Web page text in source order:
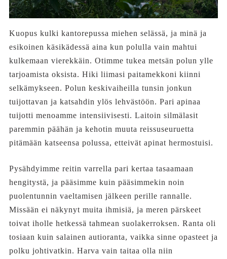
Kuopus kulki kantorepussa miehen selässä, ja minä ja
esikoinen käsikädessä aina kun polulla vain mahtui
kulkemaan vierekkäin. Otimme tukea metsän polun ylle
tarjoamista oksista. Hiki liimasi paitamekkoni kiinni
selkämykseen. Polun keskivaiheilla tunsin jonkun
tuijottavan ja katsahdin ylös lehvästöön. Pari apinaa
tuijotti menoamme intensiivisesti. Laitoin silmälasit
paremmin päähän ja kehotin muuta reissuseuruetta
pitämään katseensa polussa, etteivät apinat hermostuisi.
Pysähdyimme reitin varrella pari kertaa tasaamaan
hengitystä, ja pääsimme kuin pääsimmekin noin
puolentunnin vaeltamisen jälkeen perille rannalle.
Missään ei näkynyt muita ihmisiä, ja meren pärskeet
toivat iholle hetkessä tahmean suolakerroksen. Ranta oli
tosiaan kuin salainen autioranta, vaikka sinne opasteet ja
polku johtivatkin. Harva vain taitaa olla niin